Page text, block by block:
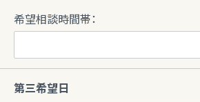
希望相談時間帯：
第三希望日